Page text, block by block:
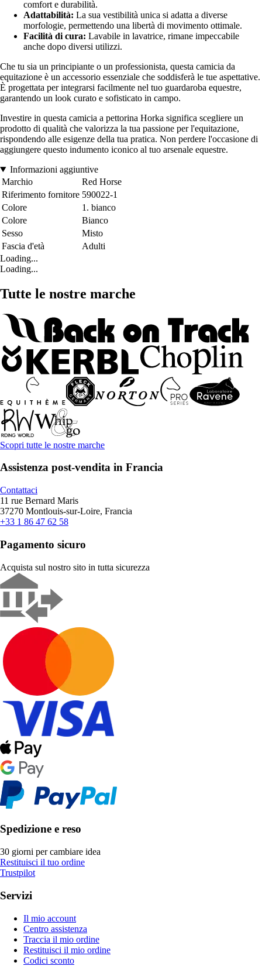
comfort e durabilità.
Adattabilità: La sua vestibilità unica si adatta a diverse
morfologie, permettendo una libertà di movimento ottimale.
Facilità di cura: Lavabile in lavatrice, rimane impeccabile
anche dopo diversi utilizzi.
Che tu sia un principiante o un professionista, questa camicia da
equitazione è un accessorio essenziale che soddisferà le tue aspettative.
È progettata per integrarsi facilmente nel tuo guardaroba equestre,
garantendo un look curato e sofisticato in campo.
Investire in questa camicia a pettorina Horka significa scegliere un
prodotto di qualità che valorizza la tua passione per l'equitazione,
rispondendo alle esigenze della tua pratica. Non perdere l'occasione di
aggiungere questo indumento iconico al tuo arsenale equestre.
Informazioni aggiuntive
Marchio
Red Horse
Riferimento fornitore 590022-1
Colore
1. bianco
Colore
Bianco
Sesso
Misto
Fascia d'età
Adulti
Loading...
Loading...
Tutte le nostre marche
Scopri tutte le nostre marche
Assistenza post-vendita in Francia
Contattaci
11 rue Bernard Maris
37270 Montlouis-sur-Loire, Francia
+33 1 86 47 62 58
Pagamento sicuro
Acquista sul nostro sito in tutta sicurezza
Spedizione e reso
30 giorni per cambiare idea
Restituisci il tuo ordine
Trustpilot
Servizi
Il mio account
Centro assistenza
Traccia il mio ordine
Restituisci il mio ordine
Codici sconto